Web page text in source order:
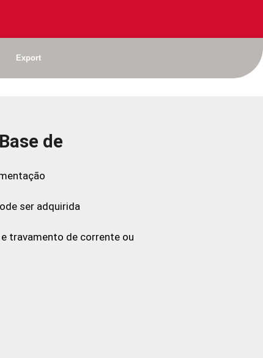
Export
de
ser adquirida
travamento de corrente ou